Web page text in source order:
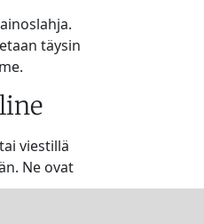
täysin
viestillä
Ne ovat